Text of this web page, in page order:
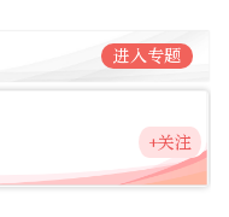
进入专题
+关注